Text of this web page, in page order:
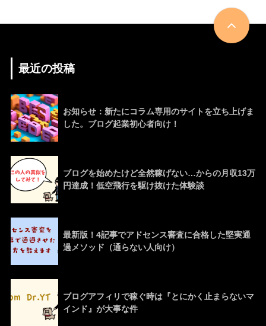
最近の投稿
お知らせ：新たにコラム専用のサイトを立ち上げま
した。ブログ起業初心者向け！
ブログを始めたけど全然稼げない…からの月収13万
円達成！低空飛行を駆け抜けた体験談
最新版！4記事でアドセンス審査に合格した堅実通
過メソッド（通らない人向け）
ブログアフィリで稼ぐ時は『とにかく止まらないマ
インド』が大事な件